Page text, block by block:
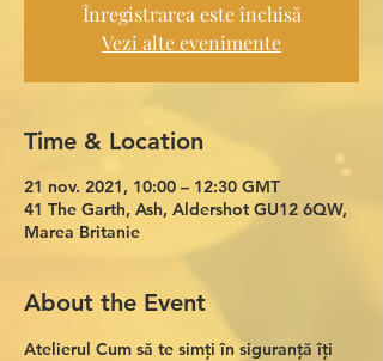
Înregistrarea este închisă
Vezi alte evenimente
Time & Location
21 nov. 2021, 10:00 – 12:30 GMT
41 The Garth, Ash, Aldershot GU12 6QW,
Marea Britanie
About the Event
Atelierul Cum să te simți în siguranță îți